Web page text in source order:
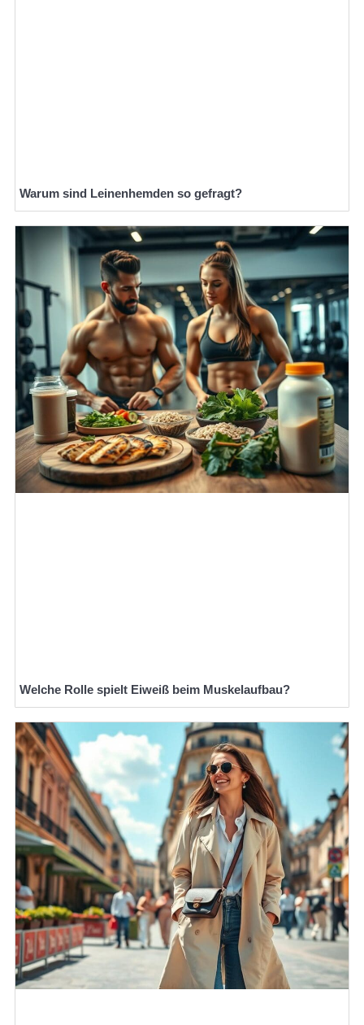
Warum sind Leinenhemden so gefragt?
Welche Rolle spielt Eiweiß beim Muskelaufbau?